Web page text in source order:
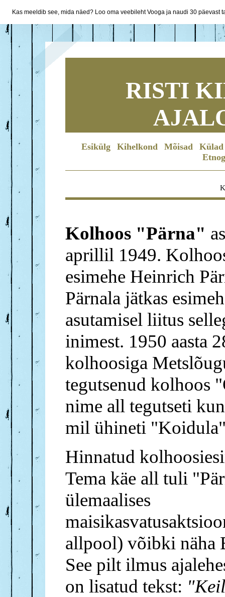
RISTI
Esikülg Kihelkond Mõisad
Külad
Kolhoos "Pärna"
aprillil 1949.
esimehe Heinrich
Pärnala jätkas
asutamisel liitus
inimest. 1950 aasta
kolhoosiga
tegutsenud kolhoos
nime all tegutseti
mil ühineti
Hinnatud
Tema käe all tuli
ülemaalises
allpool) võibki näha
See pilt ilmus
on lisatud tekst:
Kas meeldib see, mida näed? Loo oma veebileht Vooga ja naudi 30 päevast